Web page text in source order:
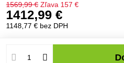
1569,99 € Zľava 157 €
1412,99 €
1148,77 € bez DPH